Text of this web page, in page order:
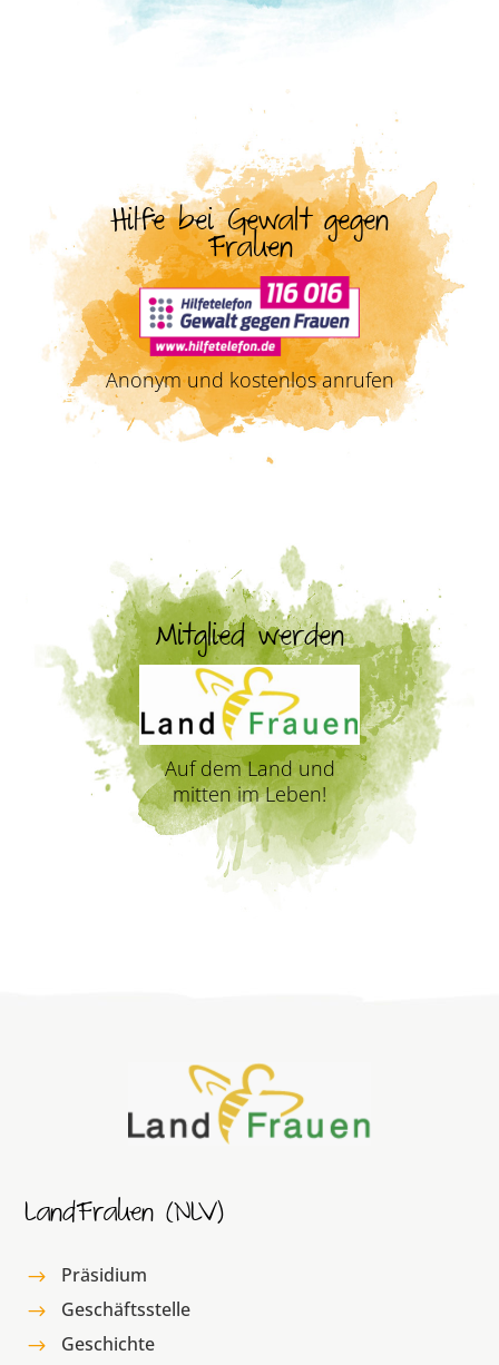
Hilfe bei Gewalt gegen
Frauen
Anonym und kostenlos anrufen
Mitglied werden
Auf dem Land und
mitten im Leben!
LandFrauen (NLV)
$ Präsidium
$ Geschäftsstelle
$ Geschichte